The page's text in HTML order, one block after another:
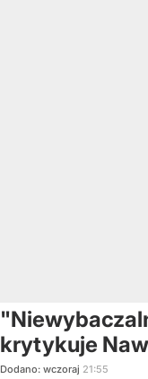
krytykuje
Dodano: wczoraj 21:55